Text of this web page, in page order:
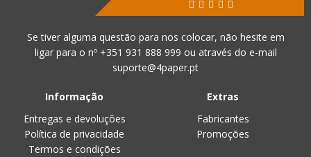
Se tiver alguma questão para nos colocar, não hesite em
ligar para o nº +351 931 888 999 ou através do e-mail
suporte@4paper.pt
Informação
Entregas e devoluções
Política de privacidade
Termos e condições
Extras
Fabricantes
Promoções